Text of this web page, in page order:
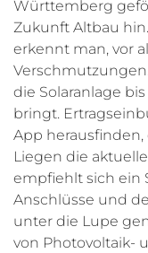
Württemberg
Zukunft Altbau
erkennt man, vor
die Solaranlage
bringt.
App
Liegen die
empfiehlt sich ein
Anschlüsse und
unter die Lupe
von Photovoltaik-